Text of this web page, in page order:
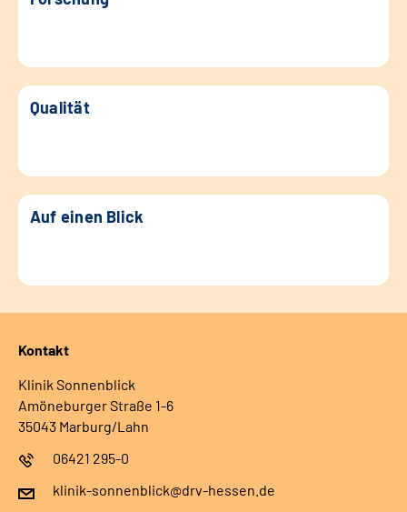
Qualität
Auf einen Blick
Kontakt
Klinik Sonnenblick
Amöneburger Straße 1-6
35043 Marburg/Lahn
06421 295-0
klinik-sonnenblick@drv-hessen.de